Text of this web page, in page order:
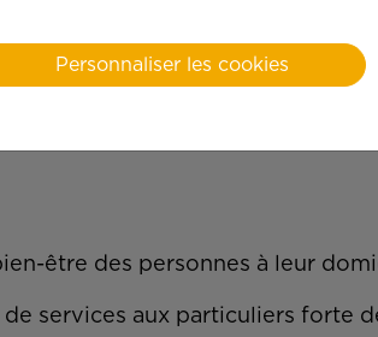
être des personnes à leur
de services aux particuliers
Personnaliser les cookies